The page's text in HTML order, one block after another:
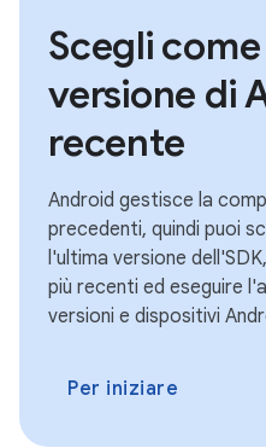
Scegli
versione di
recente
Android gestisce la
precedenti, quindi puoi
l'ultima versione
più recenti ed eseguire
versioni e dispositivi
Per iniziare